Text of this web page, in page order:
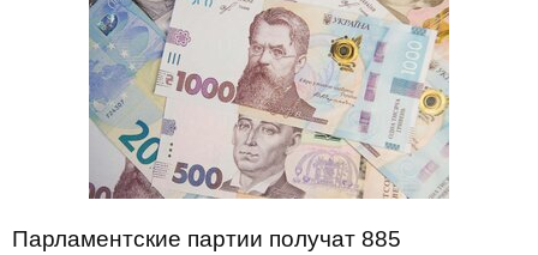
Парламентские партии получат 885